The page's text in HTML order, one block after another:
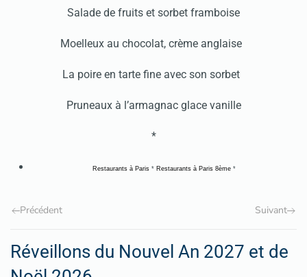
Salade de fruits et sorbet framboise
Moelleux au chocolat, crème anglaise
La poire en tarte fine avec son sorbet
Pruneaux à l’armagnac glace vanille
*
Restaurants à Paris* Restaurants à Paris 8ème*
Précédent Suivant
Réveillons du Nouvel An 2027 et de